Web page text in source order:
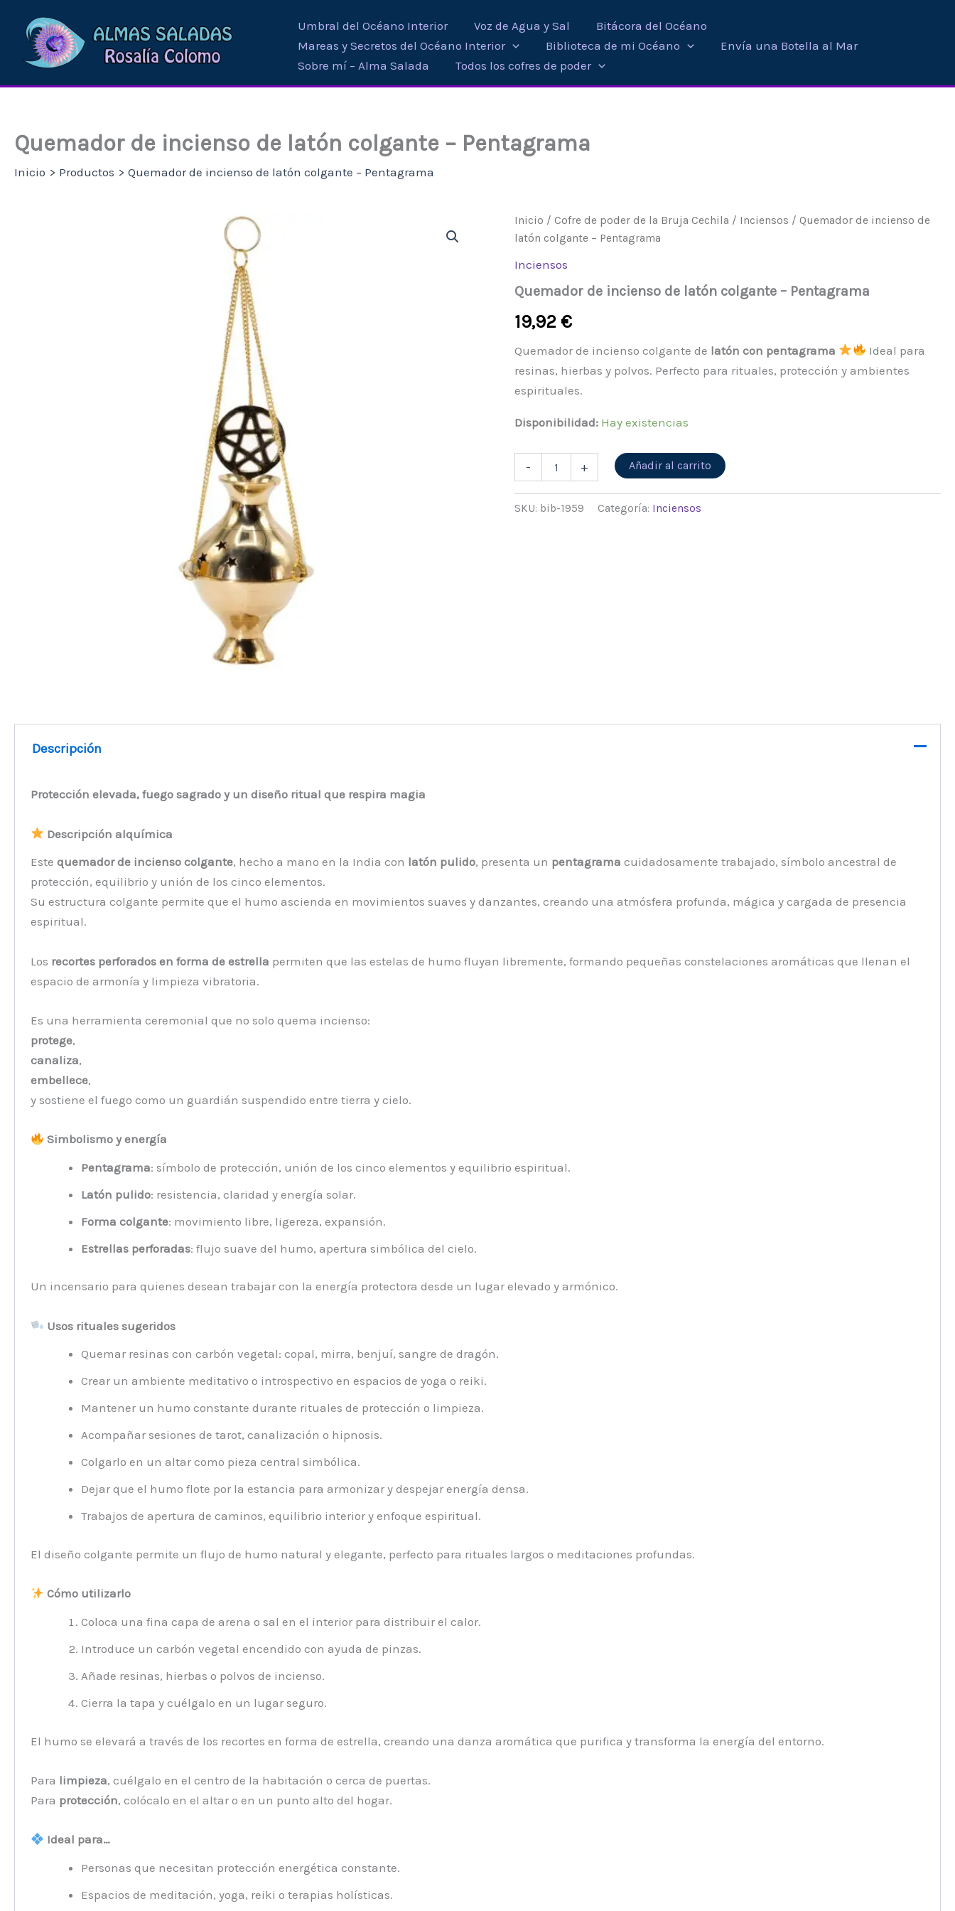
contenido
Umbral del Océano Interior Voz de Agua y Sal
Bitácora del Océano
Mareas y Secretos del Océano Interior
Biblioteca de mi Océano
Envía una Botella al Mar
Sobre mí – Alma Salada
Todos los cofres de poder
Quemador de incienso de latón colgante – Pentagrama
Inicio Productos Quemador de incienso de latón colgante – Pentagrama
Inicio /Cofre de poder de la Bruja Cechila / Inciensos / Quemador de incienso de
latón colgante – Pentagrama
Inciensos
Quemador de incienso de latón colgante – Pentagrama
19,92€
Quemador de incienso colgante de latón con pentagrama
Ideal para
resinas, hierbas y polvos. Perfecto para rituales, protección y ambientes
espirituales.
Disponibilidad: Hay existencias
-
Quemador
de
de
colgante
Pentagrama
cantidad
+ Añadir al carrito
SKU: bib-1959 Categoría: Inciensos
Descripción
Protección elevada, fuego sagrado y un diseño ritual que respira magia
Descripción alquímica
Estequemador de incienso colgante, hecho a mano en la India con latón pulido, presenta un pentagrama cuidadosamente trabajado, símbolo ancestral de
protección, equilibrio y unión de los cinco elementos.
Su estructura colgante permite que el humo ascienda en movimientos suaves y danzantes, creando una atmósfera profunda, mágica y cargada de presencia
espiritual.
Los recortes perforados en forma de estrella permiten que las estelas de humo fluyan libremente, formando pequeñas constelaciones aromáticas que llenan el
espacio de armonía y limpieza vibratoria.
Es una herramienta ceremonial que no solo quema incienso:
protege,
canaliza,
embellece,
y sostiene el fuego como un guardián suspendido entre tierra y cielo.
Simbolismo y energía
Pentagrama: símbolo de protección, unión de los cinco elementos y equilibrio espiritual.
Latón pulido: resistencia, claridad y energía solar.
Forma colgante: movimiento libre, ligereza, expansión.
Estrellas perforadas: flujo suave del humo, apertura simbólica del cielo.
Un incensario para quienes desean trabajar con la energía protectora desde un lugar elevado y armónico.
Usos rituales sugeridos
Quemar resinas con carbón vegetal: copal, mirra, benjuí, sangre de dragón.
Crear un ambiente meditativo o introspectivo en espacios de yoga o reiki.
Mantener un humo constante durante rituales de protección o limpieza.
Acompañar sesiones de tarot, canalización o hipnosis.
Colgarlo en un altar como pieza central simbólica.
Dejar que el humo flote por la estancia para armonizar y despejar energía densa.
Trabajos de apertura de caminos, equilibrio interior y enfoque espiritual.
El diseño colgante permite un flujo de humo natural y elegante, perfecto para rituales largos o meditaciones profundas.
Cómo utilizarlo
Coloca una fina capa de arena o sal en el interior para distribuir el calor.
Introduce un carbón vegetal encendido con ayuda de pinzas.
Añade resinas, hierbas o polvos de incienso.
Cierra la tapa y cuélgalo en un lugar seguro.
El humo se elevará a través de los recortes en forma de estrella, creando una danza aromática que purifica y transforma la energía del entorno.
Para limpieza, cuélgalo en el centro de la habitación o cerca de puertas.
Para protección, colócalo en el altar o en un punto alto del hogar.
Ideal para…
Personas que necesitan protección energética constante.
Espacios de meditación, yoga, reiki o terapias holísticas.